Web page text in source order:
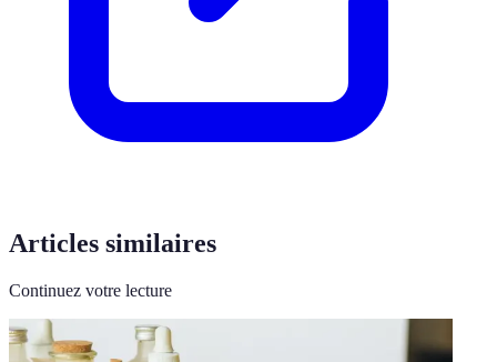
Articles similaires
Continuez votre lecture